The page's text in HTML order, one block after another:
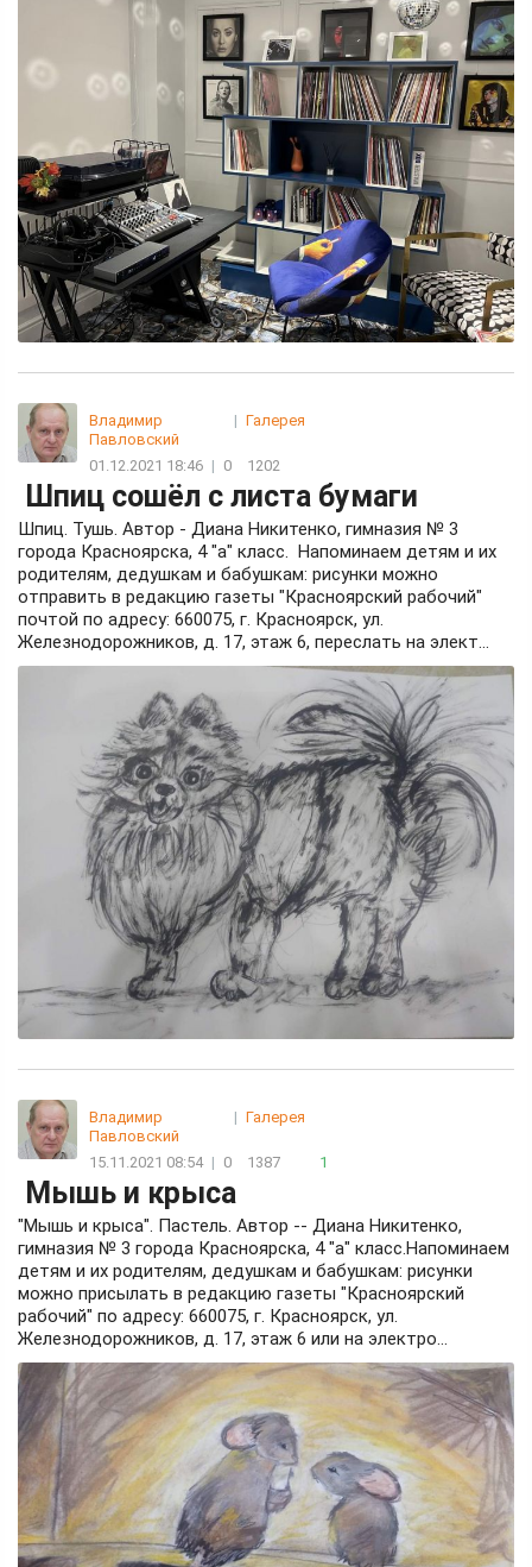
Владимир
Павловский
| Галерея
01.12.2021 18:46 | 0 1202
Шпиц сошёл с листа бумаги
Шпиц. Тушь. Автор - Диана Никитенко, гимназия № 3
города Красноярска, 4 "а" класс. Напоминаем детям и их
родителям, дедушкам и бабушкам: рисунки можно
отправить в редакцию газеты "Красноярский рабочий"
почтой по адресу: 660075, г. Красноярск, ул.
Железнодорожников, д. 17, этаж 6, переслать на элект...
Владимир
Павловский
| Галерея
15.11.2021 08:54 | 0 1387 1
Мышь и крыса
"Мышь и крыса". Пастель. Автор -- Диана Никитенко,
гимназия № 3 города Красноярска, 4 "а" класс.Напоминаем
детям и их родителям, дедушкам и бабушкам: рисунки
можно присылать в редакцию газеты "Красноярский
рабочий" по адресу: 660075, г. Красноярск, ул.
Железнодорожников, д. 17, этаж 6 или на электро...